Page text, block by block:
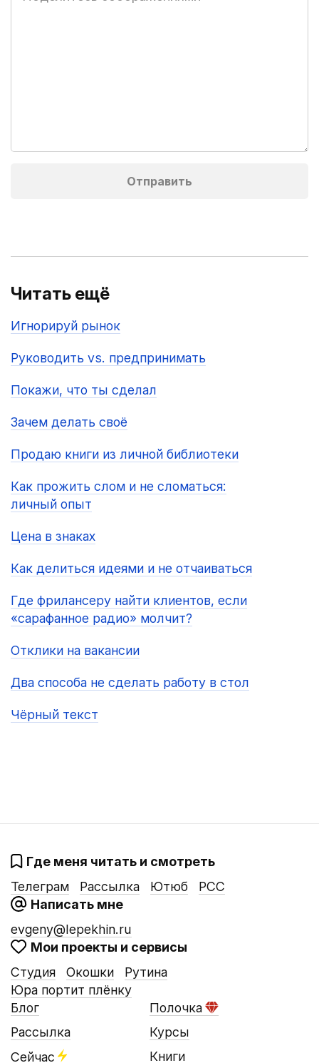
Читать ещё
Игнорируй рынок
Руководить vs. предпринимать
Покажи, что ты сделал
Зачем делать своё
Продаю книги из личной библиотеки
Как прожить слом и не сломаться:
личный опыт
Цена в знаках
Как делиться идеями и не отчаиваться
Где фрилансеру найти клиентов, если
«сарафанное радио» молчит?
Отклики на вакансии
Два способа не сделать работу в стол
Чёрный текст
Где меня читать и смотреть
Телеграм
Рассылка Ютюб
РСС
Написать мне
evgeny@lepekhin.ru
Мои проекты и сервисы
Студия
Окошки
Юра портит плёнку
Рутина
Блог
Рассылка
Сейчас
Полочка
Курсы
Книги